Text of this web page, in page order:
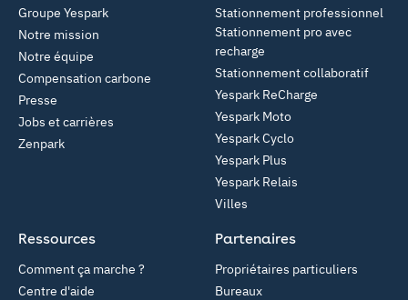
Groupe Yespark
Notre mission
Notre équipe
Compensation carbone
Presse
Jobs et carrières
Zenpark
Stationnement professionnel
Stationnement pro avec
recharge
Stationnement collaboratif
Yespark ReCharge
Yespark Moto
Yespark Cyclo
Yespark Plus
Yespark Relais
Villes
Partenaires
Propriétaires particuliers
Bureaux
Ressources
Comment ça marche ?
Centre d'aide